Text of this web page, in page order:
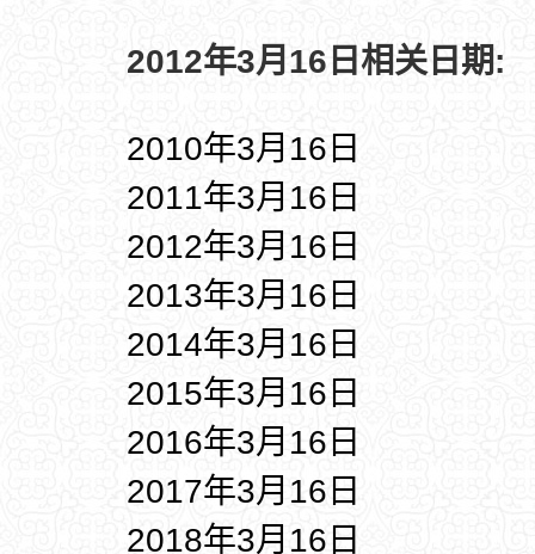
2012年3月16日相关日期:
2010年3月16日
2011年3月16日
2012年3月16日
2013年3月16日
2014年3月16日
2015年3月16日
2016年3月16日
2017年3月16日
2018年3月16日